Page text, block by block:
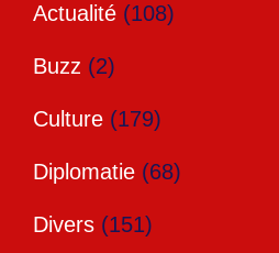
Actualité (108)
Buzz (2)
Culture (179)
Diplomatie (68)
Divers (151)